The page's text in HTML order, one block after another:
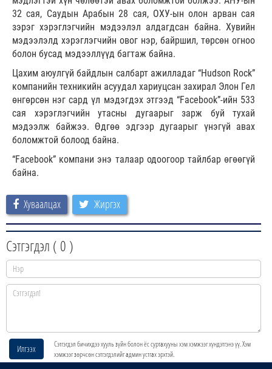
32 сая, Саудын Арабын 28 сая, ОХУ-ын олон арван сая
зэрэг хэрэглэгчийн мэдээлэл алдагдсан байна. Хувийн
мэдээлэлд хэрэглэгчийн овог нэр, байршил, төрсөн огноо
болон бусад мэдээллүүд багтаж байна.
Цахим аюулгүй байдлын салбарт ажилладаг “Hudson Rock”
компанийн техникийн асуудал хариуцсан захирал Элон Гел
өнгөрсөн нэг сард үл мэдэгдэх этгээд “Facebook”-ийн 533
сая хэрэглэгчийн утасны дугаарыг зарж буй тухай
мэдээлж байжээ. Өдгөө эдгээр дугаарыг үнэгүй авах
боломжтой болоод байна.
“Facebook” компани энэ талаар одоогоор тайлбар өгөөгүй
байна.
Хуваалцах Жиргэх
Сэтгэгдэл ( 0 )
Илгээх
Сэтгэгдэл бичихдээ хууль зүйн болон ёс суртахууны хэм хэмжээг хүндэтгэнэ үү. Хэм
хэмжээг зөрчсөн сэтгэгдэлийг админ устгах эрхтэй.